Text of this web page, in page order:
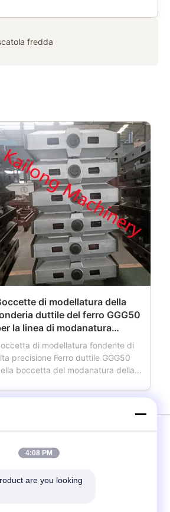
fredda
di modellatura della
duttile del ferro GGG50
la linea di modanatura
di HWS
di modellatura fondente di
precisione Ferro duttile GGG50
boccetta del modanatura della
muffa, la boccetta della sabbia,
4:08 PM
are you looking